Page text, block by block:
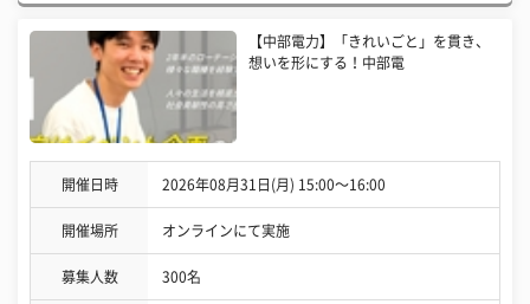
【中部電力】「きれいごと」を貫き、
想いを形にする！中部電
開催日時 2026年08月31日(月) 15:00〜16:00
開催場所 オンラインにて実施
募集人数 300名